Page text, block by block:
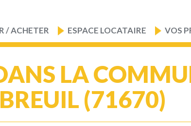
/ ACHETER ESPACE LOCATAIRE VOS
LA
BREUIL (71670)